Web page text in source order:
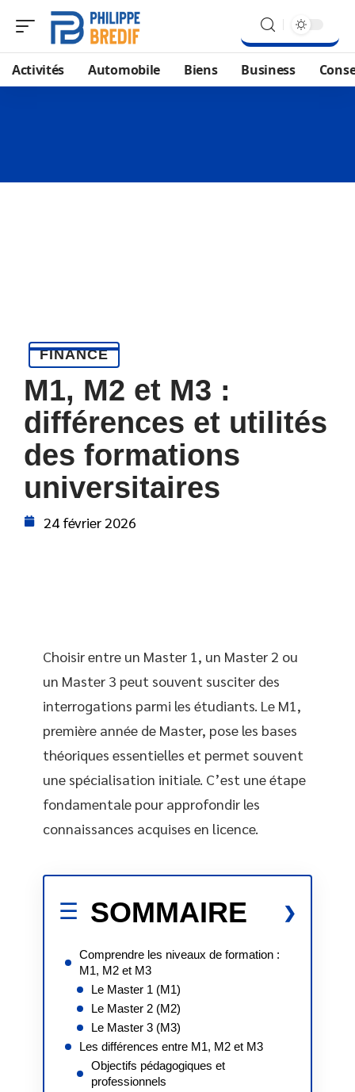
Activités Automobile Biens Business
FINANCE
M1, M2 et M3 :
différences et utilités
des formations
universitaires
24 février 2026
Choisir entre un Master 1, un Master 2 ou
un Master 3 peut souvent susciter des
interrogations parmi les étudiants. Le M1,
première année de Master, pose les bases
théoriques essentielles et permet souvent
une spécialisation initiale. C’est une étape
fondamentale pour approfondir les
connaissances acquises en licence.
SOMMAIRE
Comprendre les niveaux de formation :
M1, M2 et M3
Le Master 1 (M1)
Le Master 2 (M2)
Le Master 3 (M3)
Les différences entre M1, M2 et M3
Objectifs pédagogiques et
professionnels